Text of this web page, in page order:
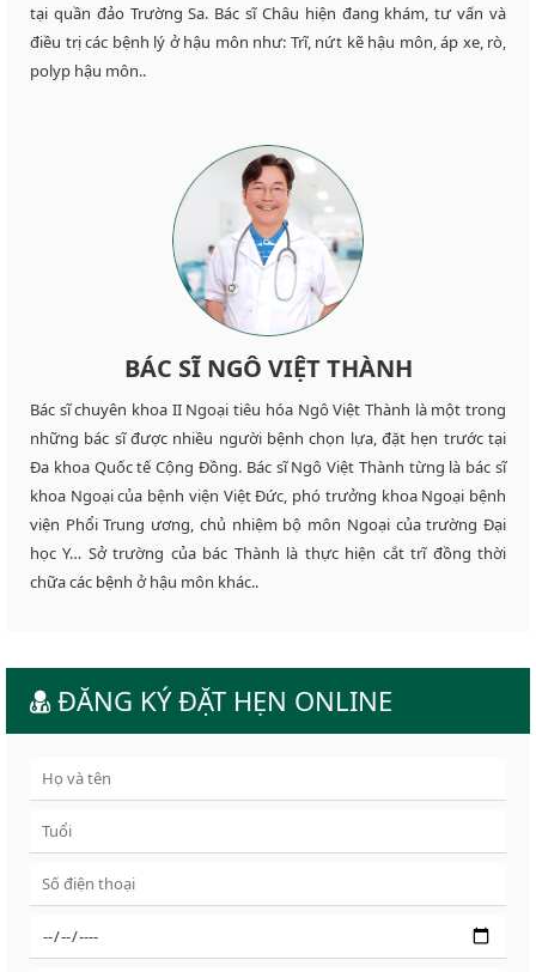
tại quần đảo Trường Sa. Bác sĩ Châu hiện đang khám, tư vấn và
điều trị các bệnh lý ở hậu môn như: Trĩ, nứt kẽ hậu môn, áp xe, rò,
polyp hậu môn..
BÁC SĨ NGÔ VIỆT THÀNH
Bác sĩ chuyên khoa II Ngoại tiêu hóa Ngô Việt Thành là một trong
những bác sĩ được nhiều người bệnh chọn lựa, đặt hẹn trước tại
Đa khoa Quốc tế Cộng Đồng. Bác sĩ Ngô Việt Thành từng là bác sĩ
khoa Ngoại của bệnh viện Việt Đức, phó trưởng khoa Ngoại bệnh
viện Phổi Trung ương, chủ nhiệm bộ môn Ngoại của trường Đại
học Y… Sở trường của bác Thành là thực hiện cắt trĩ đồng thời
chữa các bệnh ở hậu môn khác..
ĐĂNG KÝ ĐẶT HẸN ONLINE